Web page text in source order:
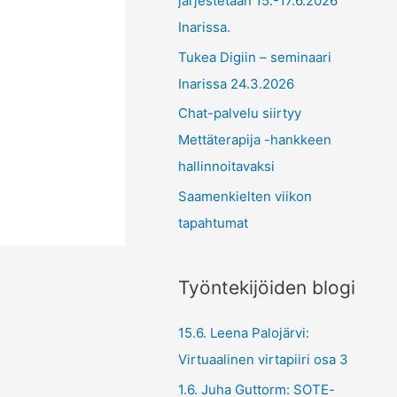
Inarissa.
Tukea Digiin – seminaari
Inarissa 24.3.2026
Chat-palvelu siirtyy
Mettäterapija -hankkeen
hallinnoitavaksi
Saamenkielten viikon
tapahtumat
Työntekijöiden blogi
15.6. Leena Palojärvi:
Virtuaalinen virtapiiri osa 3
1.6. Juha Guttorm: SOTE-